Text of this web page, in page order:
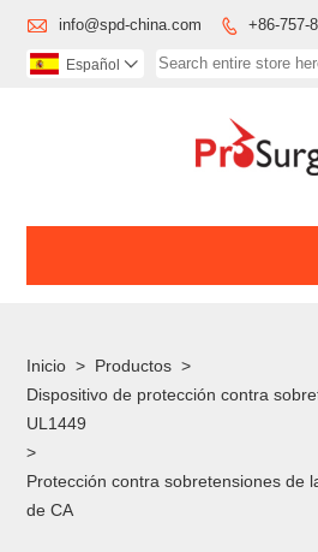
 info@spd-china.com  +86-757-
Español 
Inicio > Productos >
Dispositivo de protección contra
UL1449
>
Protección contra sobretensiones de
de CA